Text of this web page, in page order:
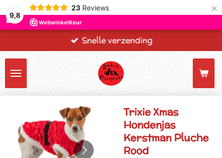
9,8
23 Reviews ×
Snelle verzending
Trixie Xmas
Hondenjas
Kerstman Pluche
Rood